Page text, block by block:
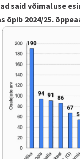
said võimaluse
2024/25.